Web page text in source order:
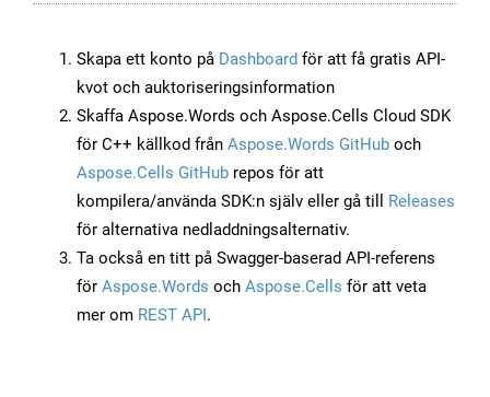
Skapa ett konto på Dashboard för att få gratis API-
kvot och auktoriseringsinformation
Skaffa Aspose.Words och Aspose.Cells Cloud SDK
för C++ källkod från Aspose.Words GitHub och
Aspose.Cells GitHub repos för att
kompilera/använda SDK:n själv eller gå till Releases
för alternativa nedladdningsalternativ.
Ta också en titt på Swagger-baserad API-referens
för Aspose.Words och Aspose.Cells för att veta
mer om REST API.